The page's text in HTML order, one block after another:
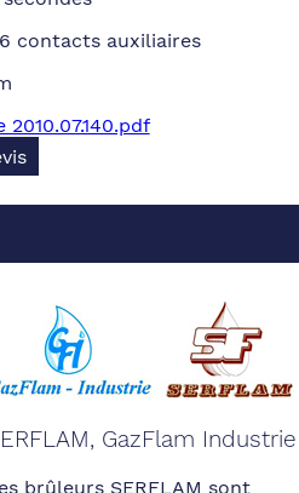
contacts auxiliaires
GazFlam Industrie
brûleurs SERFLAM sont